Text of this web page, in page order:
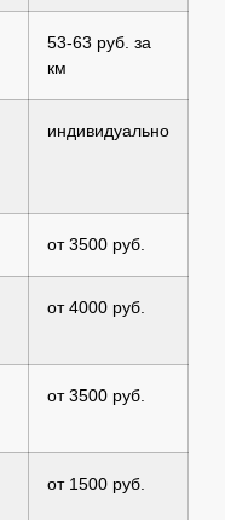
53-63 руб. за
км
индивидуально
от 3500 руб.
от 4000 руб.
от 3500 руб.
от 1500 руб.